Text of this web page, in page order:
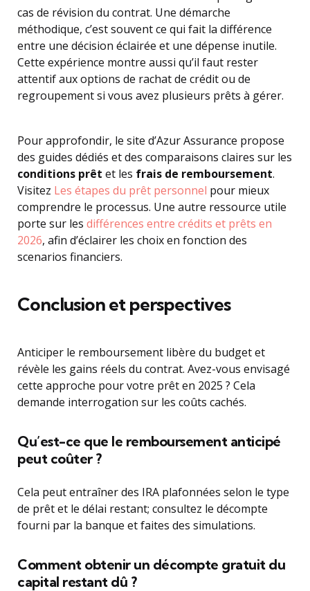
cas de révision du contrat. Une démarche
méthodique, c’est souvent ce qui fait la différence
entre une décision éclairée et une dépense inutile.
Cette expérience montre aussi qu’il faut rester
attentif aux options de rachat de crédit ou de
regroupement si vous avez plusieurs prêts à gérer.
Pour approfondir, le site d’Azur Assurance propose
des guides dédiés et des comparaisons claires sur les
conditions prêt et les frais de remboursement.
Visitez Les étapes du prêt personnel pour mieux
comprendre le processus. Une autre ressource utile
porte sur les différences entre crédits et prêts en
2026, afin d’éclairer les choix en fonction des
scenarios financiers.
Conclusion et perspectives
Anticiper le remboursement libère du budget et
révèle les gains réels du contrat. Avez-vous envisagé
cette approche pour votre prêt en 2025 ? Cela
demande interrogation sur les coûts cachés.
Qu’est-ce que le remboursement anticipé
peut coûter ?
Cela peut entraîner des IRA plafonnées selon le type
de prêt et le délai restant; consultez le décompte
fourni par la banque et faites des simulations.
Comment obtenir un décompte gratuit du
capital restant dû ?